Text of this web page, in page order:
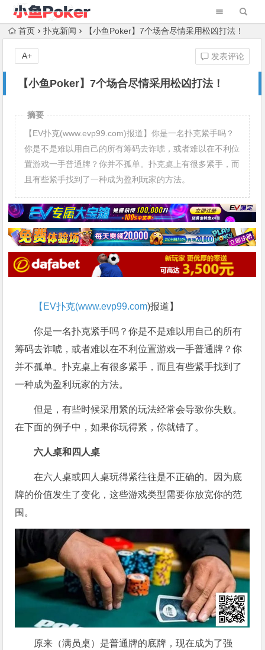
首页 扑克新闻 【小鱼Poker】7个场合尽情采用松凶打法！
【小鱼Poker】7个场合尽情采用松凶打法！
发表评论
A+
摘要
【EV扑克(www.evp99.com)报道】你是一名扑克紧手吗？
你是不是难以用自己的所有筹码去诈唬，或者难以在不利位
置游戏一手普通牌？你并不孤单。扑克桌上有很多紧手，而
且有些紧手找到了一种成为盈利玩家的方法。
【EV扑克(www.evp99.com)报道】
你是一名扑克紧手吗？你是不是难以用自己的所有
筹码去诈唬，或者难以在不利位置游戏一手普通牌？你
并不孤单。扑克桌上有很多紧手，而且有些紧手找到了
一种成为盈利玩家的方法。
但是，有些时候采用紧的玩法经常会导致你失败。
在下面的例子中，如果你玩得紧，你就错了。
六人桌和四人桌
在六人桌或四人桌玩得紧往往是不正确的。因为底
牌的价值发生了变化，这些游戏类型需要你放宽你的范
围。
原来（满员桌）是普通牌的底牌，现在成为了强